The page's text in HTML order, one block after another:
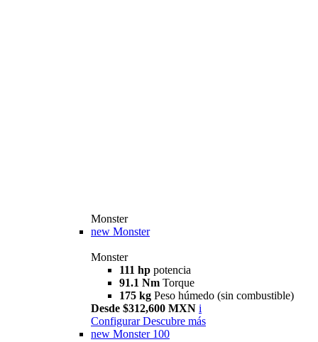
Monster
new Monster
Monster
111 hp potencia
91.1 Nm Torque
175 kg Peso húmedo (sin combustible)
Desde $312,600 MXN i
Configurar Descubre más
new Monster 100